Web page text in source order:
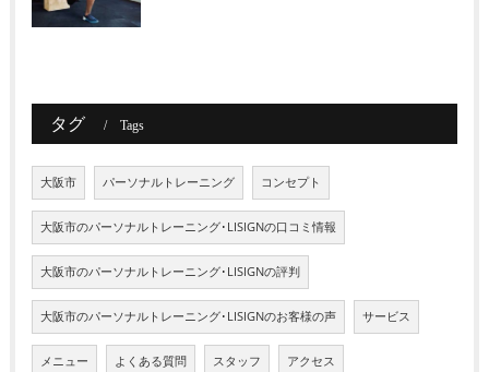
タグ Tags
大阪市 パーソナルトレーニング コンセプト
大阪市のパーソナルトレーニング･LISIGNの口コミ情報
大阪市のパーソナルトレーニング･LISIGNの評判
大阪市のパーソナルトレーニング･LISIGNのお客様の声 サービス
メニュー よくある質問 スタッフ アクセス